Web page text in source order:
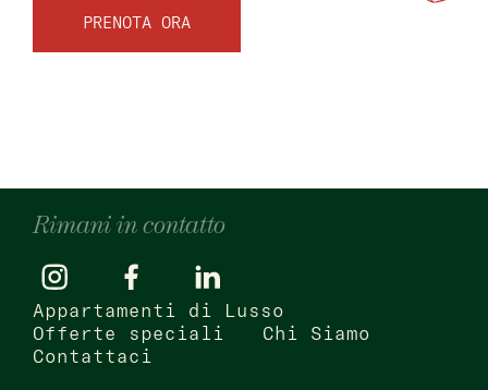
PRENOTA ORA
Rimani in contatto
Appartamenti di Lusso
Offerte speciali
Chi Siamo
Contattaci